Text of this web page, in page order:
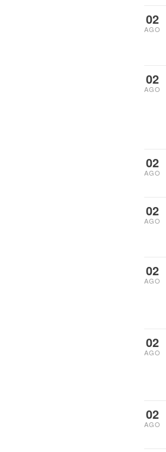
02
AGO
02
AGO
02
AGO
02
AGO
02
AGO
02
AGO
02
AGO